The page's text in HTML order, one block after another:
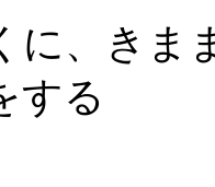
に、きま
する